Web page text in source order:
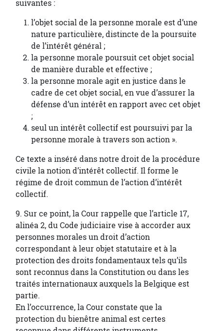
suivantes :
l’objet social de la personne morale est d’une
nature particulière, distincte de la poursuite
de l’intérêt général ;
la personne morale poursuit cet objet social
de manière durable et effective ;
la personne morale agit en justice dans le
cadre de cet objet social, en vue d’assurer la
défense d’un intérêt en rapport avec cet objet
;
seul un intérêt collectif est poursuivi par la
personne morale à travers son action ».
Ce texte a inséré dans notre droit de la procédure
civile la notion d’intérêt collectif. Il forme le
régime de droit commun de l’action d’intérêt
collectif.
9. Sur ce point, la Cour rappelle que l’article 17,
alinéa 2, du Code judiciaire vise à accorder aux
personnes morales un droit d’action
correspondant à leur objet statutaire et à la
protection des droits fondamentaux tels qu’ils
sont reconnus dans la Constitution ou dans les
traités internationaux auxquels la Belgique est
partie.
En l’occurrence, la Cour constate que la
protection du bienêtre animal est certes